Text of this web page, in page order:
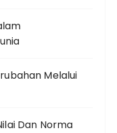
Melalui
Dan Norma